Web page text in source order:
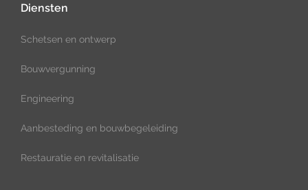
Diensten
Schetsen en ontwerp
Bouwvergunning
Engineering
Aanbesteding en bouwbegeleiding
Restauratie en revitalisatie